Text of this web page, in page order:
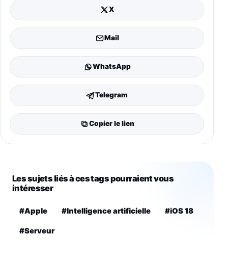
X
Mail
WhatsApp
Telegram
Copier le lien
Les sujets liés à ces tags pourraient vous
intéresser
#Apple #Intelligence artificielle #iOS 18
#Serveur